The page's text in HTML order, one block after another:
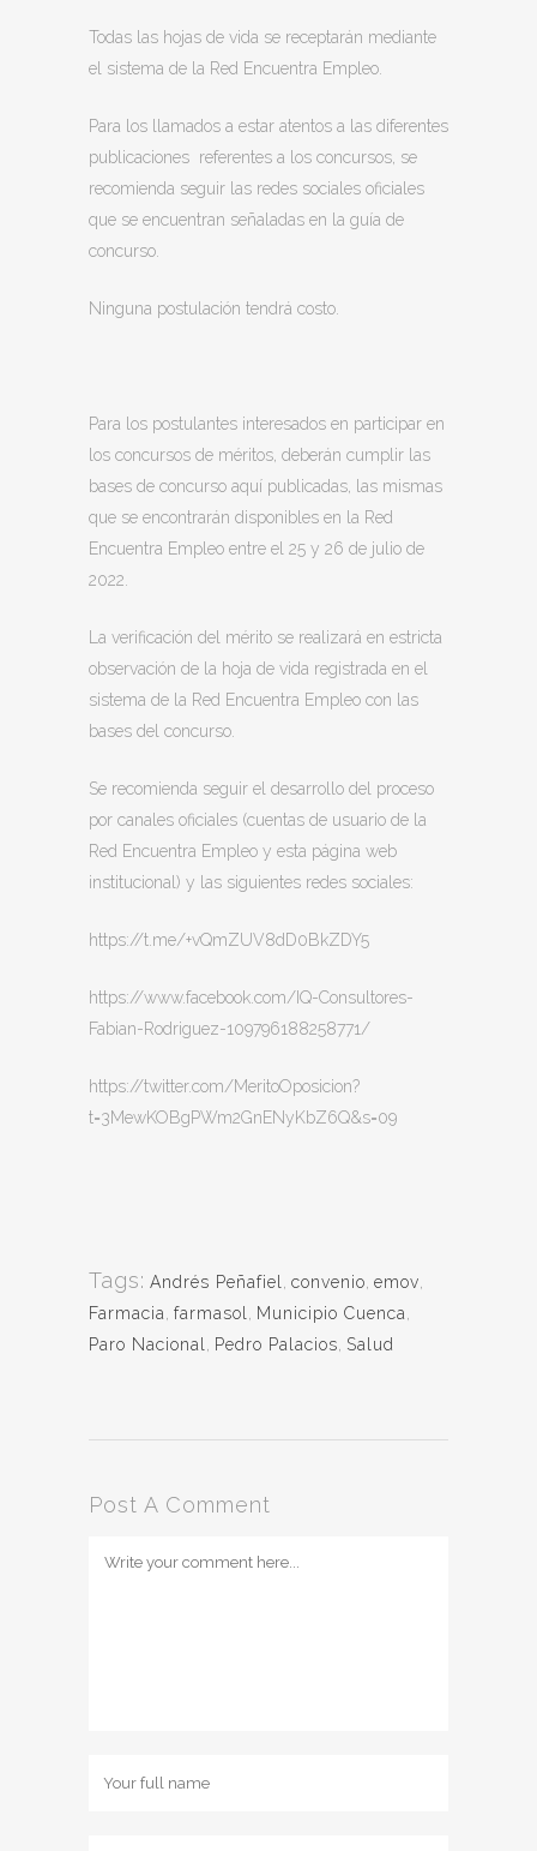
Todas las hojas de vida se receptarán mediante
el sistema de la Red Encuentra Empleo.
Para los llamados a estar atentos a las diferentes
publicaciones referentes a los concursos, se
recomienda seguir las redes sociales oficiales
que se encuentran señaladas en la guía de
concurso.
Ninguna postulación tendrá costo.
Para los postulantes interesados en participar en
los concursos de méritos, deberán cumplir las
bases de concurso aquí publicadas, las mismas
que se encontrarán disponibles en la Red
Encuentra Empleo entre el 25 y 26 de julio de
2022.
La verificación del mérito se realizará en estricta
observación de la hoja de vida registrada en el
sistema de la Red Encuentra Empleo con las
bases del concurso.
Se recomienda seguir el desarrollo del proceso
por canales oficiales (cuentas de usuario de la
Red Encuentra Empleo y esta página web
institucional) y las siguientes redes sociales:
https://t.me/+vQmZUV8dD0BkZDY5
https://www.facebook.com/IQ-Consultores-
Fabian-Rodriguez-109796188258771/
https://twitter.com/MeritoOposicion?
t=3MewKOBgPWm2GnENyKbZ6Q&s=09
Tags: Andrés Peñafiel, convenio, emov,
Farmacia, farmasol, Municipio Cuenca,
Paro Nacional, Pedro Palacios, Salud
Post A Comment